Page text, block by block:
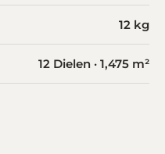
12 kg
12 Dielen · 1,475 m²